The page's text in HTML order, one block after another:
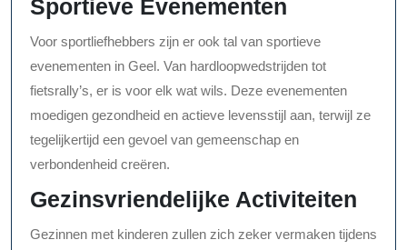
Sportieve Evenementen
Voor sportliefhebbers zijn er ook tal van sportieve
evenementen in Geel. Van hardloopwedstrijden tot
fietsrally’s, er is voor elk wat wils. Deze evenementen
moedigen gezondheid en actieve levensstijl aan, terwijl ze
tegelijkertijd een gevoel van gemeenschap en
verbondenheid creëren.
Gezinsvriendelijke Activiteiten
Gezinnen met kinderen zullen zich zeker vermaken tijdens